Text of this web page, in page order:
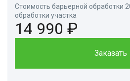
Стоимость барьерной обработки
обработки участка
14 990 ₽
Заказать